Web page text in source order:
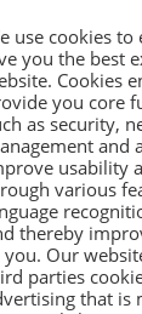
(MB)
use cookies to
you the best
Cookies
you core
as security,
and
usability
various
thereby
Our
parties
that is